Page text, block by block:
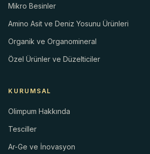
Mikro Besinler
Amino Asit ve Deniz Yosunu Ürünleri
Organik ve Organomineral
Özel Ürünler ve Düzelticiler
KURUMSAL
Olimpum Hakkında
Tesciller
Ar-Ge ve İnovasyon